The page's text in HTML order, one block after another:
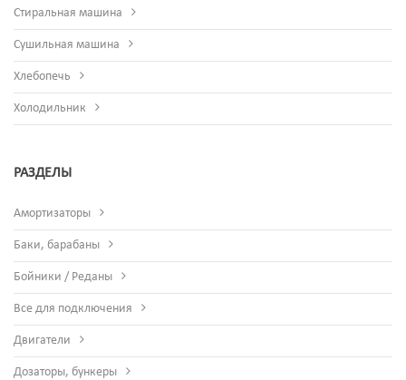
Стиральная машина
Сушильная машина
Хлебопечь
Холодильник
РАЗДЕЛЫ
Амортизаторы
Баки, барабаны
Бойники / Реданы
Все для подключения
Двигатели
Дозаторы, бункеры